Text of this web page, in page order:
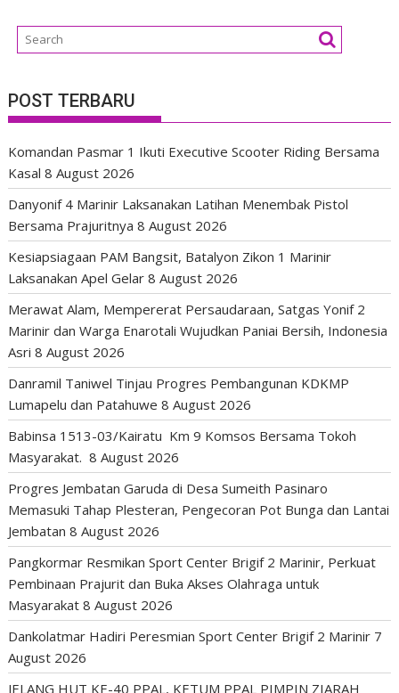
POST TERBARU
Komandan Pasmar 1 Ikuti Executive Scooter Riding Bersama
Kasal 8 August 2026
Danyonif 4 Marinir Laksanakan Latihan Menembak Pistol
Bersama Prajuritnya 8 August 2026
Kesiapsiagaan PAM Bangsit, Batalyon Zikon 1 Marinir
Laksanakan Apel Gelar 8 August 2026
Merawat Alam, Mempererat Persaudaraan, Satgas Yonif 2
Marinir dan Warga Enarotali Wujudkan Paniai Bersih, Indonesia
Asri 8 August 2026
Danramil Taniwel Tinjau Progres Pembangunan KDKMP
Lumapelu dan Patahuwe 8 August 2026
Babinsa 1513-03/Kairatu Km 9 Komsos Bersama Tokoh
Masyarakat. 8 August 2026
Progres Jembatan Garuda di Desa Sumeith Pasinaro
Memasuki Tahap Plesteran, Pengecoran Pot Bunga dan Lantai
Jembatan 8 August 2026
Pangkormar Resmikan Sport Center Brigif 2 Marinir, Perkuat
Pembinaan Prajurit dan Buka Akses Olahraga untuk
Masyarakat 8 August 2026
Dankolatmar Hadiri Peresmian Sport Center Brigif 2 Marinir 7
August 2026
JELANG HUT KE-40 PPAL, KETUM PPAL PIMPIN ZIARAH